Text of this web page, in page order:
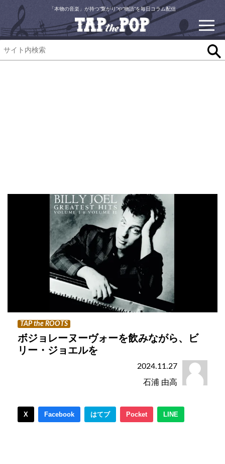
「本物の音楽」が持つ“繋がり”や“物語”を毎日コラム配信
TAP the ROOTS
ボジョレーヌーヴォーを飲みながら、ビ
リー・ジョエルを
2024.11.27
石浦 由高
X Facebook はてブ Pocket LINE